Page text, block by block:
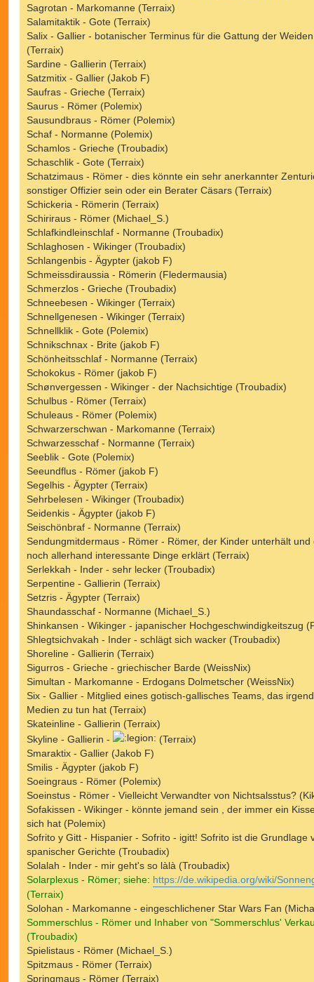
Sagrotan - Markomanne (Terraix)
Salamitaktik - Gote (Terraix)
Salix - Gallier - botanischer Terminus für die Gattung der Weiden
(Terraix)
Sardine - Gallierin (Terraix)
Satzmitix - Gallier (Jakob F)
Saufras - Grieche (Terraix)
Saurus - Römer (Polemix)
Sausundbraus - Römer (Polemix)
Schaf - Normanne (Polemix)
Schamlos - Grieche (Troubadix)
Schaschlik - Gote (Terraix)
Schatzimaus - Römer - dies könnte ein sehr anerkannter
sonstiger Offizier sein oder ein Berater Cäsars (Terraix)
Schickeria - Römerin (Terraix)
Schiriraus - Römer (Michael_S.)
Schlafkindleinschlaf - Normanne (Troubadix)
Schlaghosen - Wikinger (Troubadix)
Schlangenbis - Ägypter (jakob F)
Schmeissdiraussia - Römerin (Fledermausia)
Schmerzlos - Grieche (Troubadix)
Schneebesen - Wikinger (Terraix)
Schnellgenesen - Wikinger (Terraix)
Schnellklik - Gote (Polemix)
Schnikschnax - Brite (jakob F)
Schönheitsschlaf - Normanne (Terraix)
Schokokus - Römer (jakob F)
Schønvergessen - Wikinger - der Nachsichtige (Troubadix)
Schulbus - Römer (Terraix)
Schuleaus - Römer (Polemix)
Schwarzerschwan - Markomanne (Terraix)
Schwarzesschaf - Normanne (Terraix)
Seeblik - Gote (Polemix)
Seeundflus - Römer (jakob F)
Segelhis - Ägypter (Terraix)
Sehrbelesen - Wikinger (Troubadix)
Seidenkis - Ägypter (jakob F)
Seischönbraf - Normanne (Terraix)
Sendungmitdermaus - Römer - Römer, der Kinder unterhält und
noch allerhand interessante Dinge erklärt (Terraix)
Serlekkah - Inder - sehr lecker (Troubadix)
Serpentine - Gallierin (Terraix)
Setzris - Ägypter (Terraix)
Shaundasschaf - Normanne (Michael_S.)
Shinkansen - Wikinger - japanischer Hochgeschwindigkeitszug
Shlegtsichvakah - Inder - schlägt sich wacker (Troubadix)
Shoreline - Gallierin (Terraix)
Sigurros - Grieche - griechischer Barde (WeissNix)
Simultan - Markomanne - Erdogans Dolmetscher (WeissNix)
Six - Gallier - Mitglied eines gotisch-gallisches Teams, das
Medien zu tun hat (Terraix)
Skateinline - Gallierin (Terraix)
Skyline - Gallierin -
(Terraix)
Smaraktix - Gallier (Jakob F)
Smilis - Ägypter (jakob F)
Soeingraus - Römer (Polemix)
Soeinstus - Römer - Vielleicht Verwandter von Nichtsalsstus?
Sofakissen - Wikinger - könnte jemand sein , der immer ein
sich hat (Polemix)
Sofrito y Gitt - Hispanier - Sofrito - igitt! Sofrito ist die Grundlage
spanischer Gerichte (Troubadix)
Solalah - Inder - mir geht's so làlà (Troubadix)
Solarplexus - Römer; siehe: https://de.wikipedia.org/wiki/
(Terraix)
Solohan - Markomanne - eingeschlichener Star Wars Fan
Sommerschlus - Römer und Inhaber von "Sommerschlus'
(Troubadix)
Spielistaus - Römer (Michael_S.)
Spitzmaus - Römer (Terraix)
Springmaus - Römer (Terraix)